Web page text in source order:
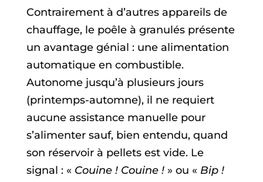
Contrairement à d’autres appareils de
chauffage, le poêle à granulés présente
un avantage génial : une alimentation
automatique en combustible.
Autonome jusqu’à plusieurs jours
(printemps-automne), il ne requiert
aucune assistance manuelle pour
s’alimenter sauf, bien entendu, quand
son réservoir à pellets est vide. Le
signal : « Couine ! Couine !» ou « Bip !